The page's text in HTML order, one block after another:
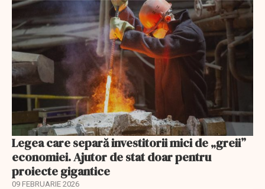
Legea care separă investitorii mici de „greii”
economiei. Ajutor de stat doar pentru
proiecte gigantice
09 FEBRUARIE 2026